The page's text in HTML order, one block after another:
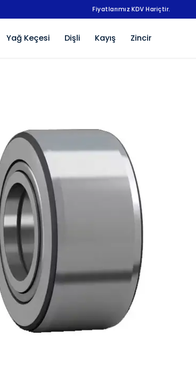
Fiyatlarımız KDV Hariçtir.
Yağ Keçesi Dişli Kayış Zincir